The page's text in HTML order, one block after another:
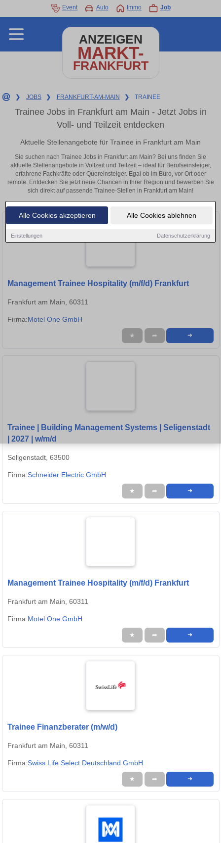
Alle Cookies akzeptieren Alle Cookies ablehnen
Einstellungen Datenschutzerklärung
Event Auto Immo Job
ANZEIGEN
MARKT-
FRANKFURT
❯ JOBS ❯ FRANKFURT-AM-MAIN ❯ TRAINEE
Trainee Jobs in Frankfurt am Main - Jetzt Jobs in
Voll- und Teilzeit entdecken
Aktuelle Stellenangebote für Trainee in Frankfurt am Main
Sie suchen nach Trainee Jobs in Frankfurt am Main? Bei uns finden Sie
aktuelle Stellenangebote in Vollzeit und Teilzeit – ideal für Berufseinsteiger,
erfahrene Fachkräfte oder Quereinsteiger. Egal ob im Büro, vor Ort oder
remote: Entdecken Sie jetzt neue Chancen in Ihrer Region und bewerben Sie
sich direkt auf passende Trainee-Stellen in Frankfurt am Main!
Management Trainee Hospitality (m/f/d) Frankfurt
Frankfurt am Main, 60311
Firma:Motel One GmbH
★ ➦ ➜
Trainee | Building Management Systems | Seligenstadt
| 2027 | w/m/d
Seligenstadt, 63500
Firma:Schneider Electric GmbH
★ ➦ ➜
Management Trainee Hospitality (m/f/d) Frankfurt
Frankfurt am Main, 60311
Firma:Motel One GmbH
★ ➦ ➜
Trainee Finanzberater (m/w/d)
Frankfurt am Main, 60311
Firma:Swiss Life Select Deutschland GmbH
★ ➦ ➜